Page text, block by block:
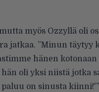
myös Ozzyllä oli
jatkaa. ”Minun täytyy
hänen kotonaan
oli yksi niistä jotka
paluu on sinusta kiinni!'”